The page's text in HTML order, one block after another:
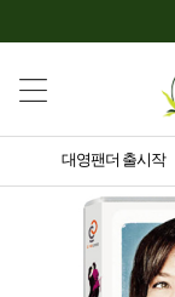
대영팬더 출시작